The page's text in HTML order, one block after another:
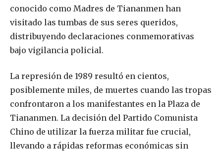
conocido como Madres de Tiananmen han
visitado las tumbas de sus seres queridos,
distribuyendo declaraciones conmemorativas
bajo vigilancia policial.
La represión de 1989 resultó en cientos,
posiblemente miles, de muertes cuando las tropas
confrontaron a los manifestantes en la Plaza de
Tiananmen. La decisión del Partido Comunista
Chino de utilizar la fuerza militar fue crucial,
llevando a rápidas reformas económicas sin